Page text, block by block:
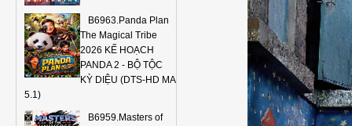
B6963.Panda Plan
The Magical Tribe
2026 KẾ HOẠCH
PANDA 2 - BỘ TỘC
KỲ DIỆU (DTS-HD MA
5.1)
B6959.Masters of